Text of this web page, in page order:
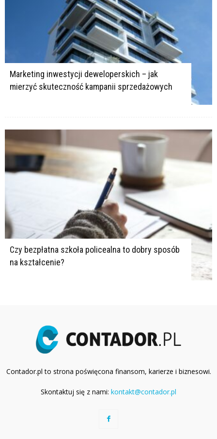
Marketing inwestycji deweloperskich – jak
mierzyć skuteczność kampanii sprzedażowych
Czy bezpłatna szkoła policealna to dobry sposób
na kształcenie?
Contador.pl to strona poświęcona finansom, karierze i biznesowi.
Skontaktuj się z nami: kontakt@contador.pl